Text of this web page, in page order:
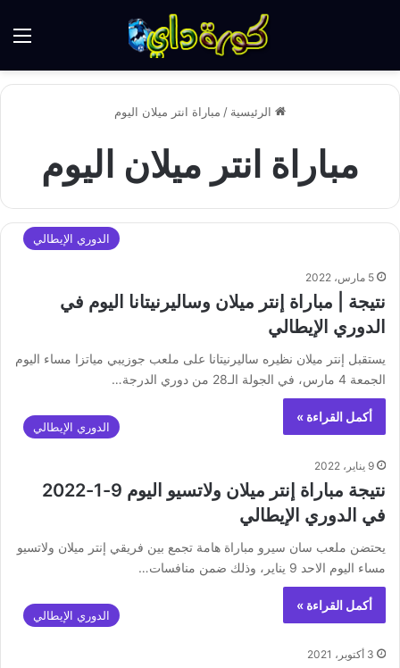
الرئيسية / مباراة انتر ميلان اليوم
مباراة انتر ميلان اليوم
الدوري الإيطالي
5 مارس، 2022
نتيجة | مباراة إنتر ميلان وساليرنيتانا اليوم في
الدوري الإيطالي
يستقبل إنتر ميلان نظيره ساليرنيتانا على ملعب جوزيبي مياتزا مساء اليوم
الجمعة 4 مارس، في الجولة الـ28 من دوري الدرجة…
أكمل القراءة »
الدوري الإيطالي
9 يناير، 2022
نتيجة مباراة إنتر ميلان ولاتسيو اليوم 9-1-2022
في الدوري الإيطالي
يحتضن ملعب سان سيرو مباراة هامة تجمع بين فريقي إنتر ميلان ولاتسيو
مساء اليوم الاحد 9 يناير، وذلك ضمن منافسات…
أكمل القراءة »
الدوري الإيطالي
3 أكتوبر، 2021